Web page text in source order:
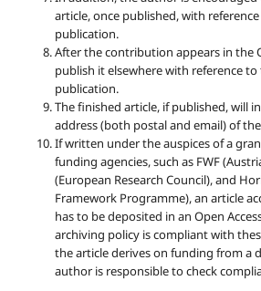
article, once published, with
publication.
After the contribution appears in the
publish it elsewhere with reference
publication.
The finished article, if published, will
address (both postal and email) of
If written under the auspices of a
funding agencies, such as FWF
(European Research Council), and
Framework Programme), an article
has to be deposited in an Open
archiving policy is compliant with
the article derives on funding from a
author is responsible to check